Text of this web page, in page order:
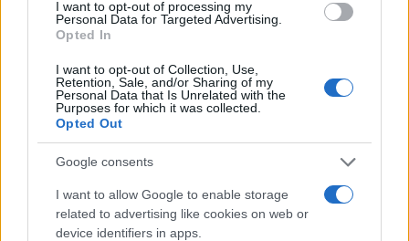
I want to opt-out of processing my
Personal Data for Targeted Advertising.
Opted In
I want to opt-out of Collection, Use,
Retention, Sale, and/or Sharing of my
Personal Data that Is Unrelated with the
Purposes for which it was collected.
Opted Out
Google consents
I want to allow Google to enable storage
related to advertising like cookies on web or
device identifiers in apps.
El hijo del actor Javier Gutiérrez, es Mateo,…
GENTE